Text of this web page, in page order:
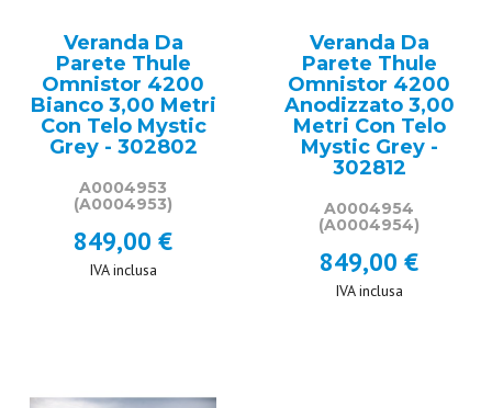
Veranda Da
Parete Thule
Omnistor 4200
Bianco 3,00 Metri
Con Telo Mystic
Grey - 302802
A0004953
(A0004953)
849,00 €
IVA inclusa
Veranda Da
Parete Thule
Omnistor 4200
Anodizzato 3,00
Metri Con Telo
Mystic Grey -
302812
A0004954
(A0004954)
849,00 €
IVA inclusa